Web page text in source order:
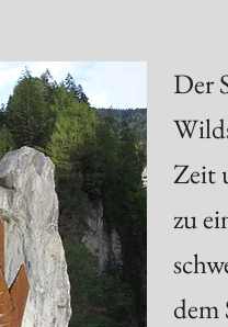
Der
Zeit
zu
dem